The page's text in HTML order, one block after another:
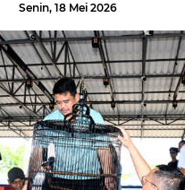
Senin, 18 Mei 2026